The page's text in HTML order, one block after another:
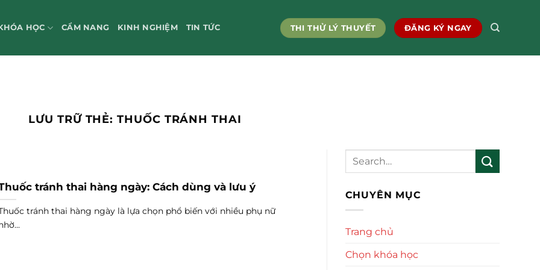
HỌC CẨM NANG KINH NGHIỆM TIN TỨC THI THỬ LÝ THUYẾT ĐĂNG KÝ NGAY
LƯU TRỮ THẺ:THUỐC TRÁNH THAI
tránh thai hàng ngày: Cách dùng và lưu ý
tránh thai hàng ngày là lựa chọn phổ biến với nhiều phụ nữ
CHUYÊN MỤC
Trang chủ
Chọn khóa học